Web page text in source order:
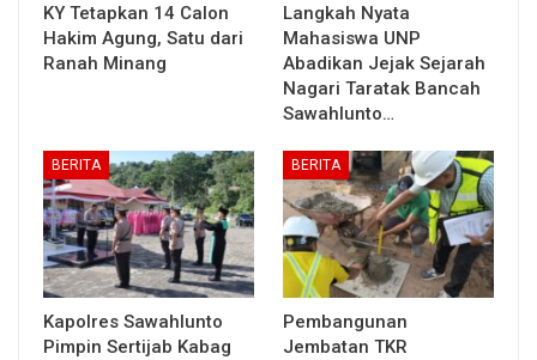
KY Tetapkan 14 Calon
Hakim Agung, Satu dari
Ranah Minang
Langkah Nyata
Mahasiswa UNP
Abadikan Jejak Sejarah
Nagari Taratak Bancah
Sawahlunto…
BERITA
Kapolres Sawahlunto
Pimpin Sertijab Kabag
BERITA
Pembangunan
Jembatan TKR